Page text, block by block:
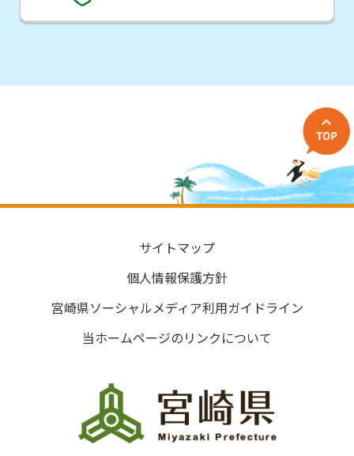
サイトマップ
個人情報保護方針
宮崎県ソーシャルメディア利用ガイドライン
当ホームページのリンクについて